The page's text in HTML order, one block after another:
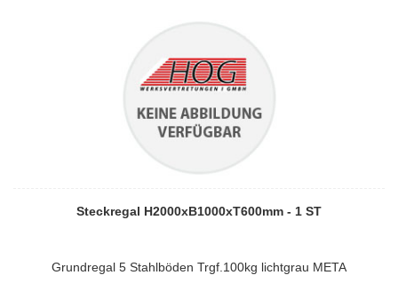
Steckregal H2000xB1000xT600mm - 1 ST
Grundregal 5 Stahlböden Trgf.100kg lichtgrau META